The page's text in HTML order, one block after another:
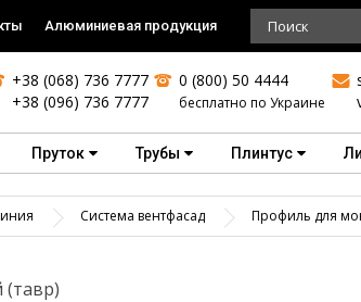
Алюминиевая продукция
+38 (068) 736 7777
+38 (096) 736 7777
0 (800) 50 4444
бесплатно по Украине
Пруток Трубы Плинтус
Система вентфасад Профиль для